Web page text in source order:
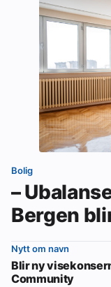
Bolig
–
Bergen
Nytt om navn
Blir ny
Community